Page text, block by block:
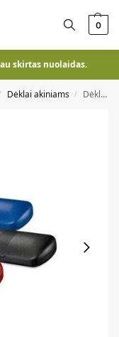
0
skirtas nuolaidas.
Dėklai akiniams / Dėklas akiniams 10,015